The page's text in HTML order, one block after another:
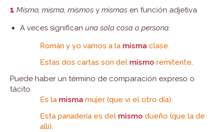
1 Mismo, misma, mismos y mismas en función adjetiva
A veces significan una sola cosa o persona.
Román y yo vamos a la misma clase.
Estas dos cartas son del mismo remitente.
Puede haber un término de comparación expreso o
tácito.
Es la misma mujer (que vi el otro día).
Esta panadería es del mismo dueño (que la de
allí).